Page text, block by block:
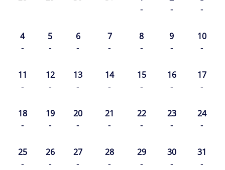
- - -
4
-
5
-
6
-
7
-
8
-
9
-
10
-
11
-
12
-
13
-
14
-
15
-
16
-
17
-
18
-
19
-
20
-
21
-
22
-
23
-
24
-
25
-
26
-
27
-
28
-
29
-
30
-
31
-